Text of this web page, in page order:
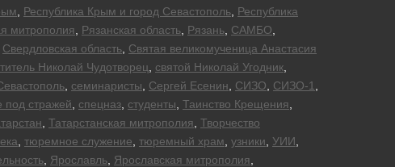
Республика Крым и город Севастополь Республика
митрополия Рязанская область Рязань САМБО
Свердловская область Святая великомученица Анастасия
Николай Чудотворец святой Николай Угодник
семинаристы Сергей Есенин СИЗО СИЗО-1
под стражей спецназ студенты Таинство Крещения
Татарстанская митрополия Творчество
тюремное служение тюремный храм узники УИИ
Ярославль Ярославская митрополия